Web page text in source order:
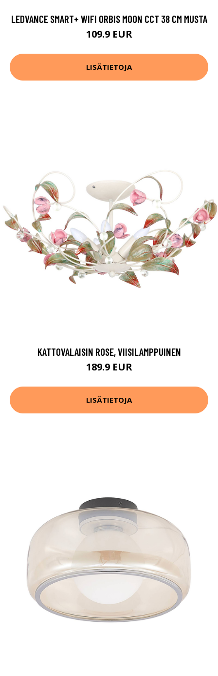
LEDVANCE SMART+ WIFI ORBIS MOON CCT 38 CM MUSTA
109.9 EUR
LISÄTIETOJA
KATTOVALAISIN ROSE, VIISILAMPPUINEN
189.9 EUR
LISÄTIETOJA